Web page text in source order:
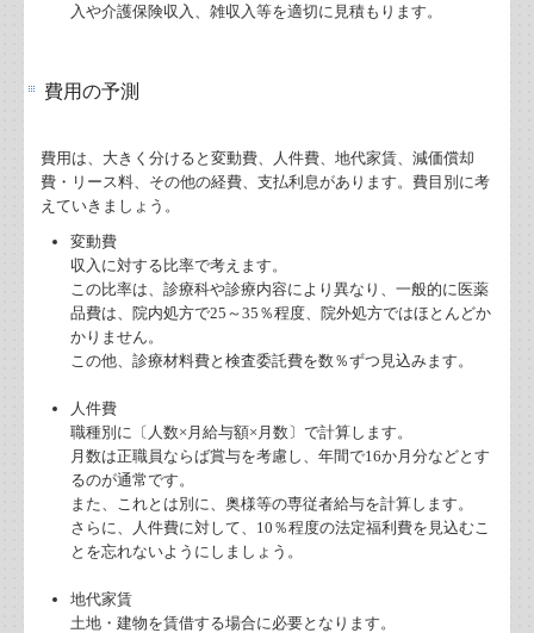
共有名義の不動産にかかる税金
輸出取引の免税について
事業者がキャッシュレス決済をした時の記帳について
相続税のかからない保険契約の賢い方法
相続時精算課税制度の基本的なしくみ
起業（ゆめ）成功のためのチェックリスト
補助金・助成金・融資情報
リンク集
病院・診療所の皆様へ
入や介護保険収入、雑収入等を適切に見積もります。
費用の予測
費用は、大きく分けると変動費、人件費、地代家賃、減価償却
費・リース料、その他の経費、支払利息があります。費目別に考
えていきましょう。
変動費
収入に対する比率で考えます。
この比率は、診療科や診療内容により異なり、一般的に医薬
品費は、院内処方で25～35％程度、院外処方ではほとんどか
かりません。
この他、診療材料費と検査委託費を数％ずつ見込みます。
人件費
職種別に〔人数×月給与額×月数〕で計算します。
月数は正職員ならば賞与を考慮し、年間で16か月分などとす
るのが通常です。
また、これとは別に、奥様等の専従者給与を計算します。
さらに、人件費に対して、10％程度の法定福利費を見込むこ
とを忘れないようにしましょう。
地代家賃
土地・建物を賃借する場合に必要となります。